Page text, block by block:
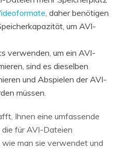
, daher benötigen
um AVI-
verwenden, um ein AVI-
sind es dieselben
und Abspielen der AVI-
müssen.
Ihnen eine umfassende
für AVI-Dateien
man sie verwendet und